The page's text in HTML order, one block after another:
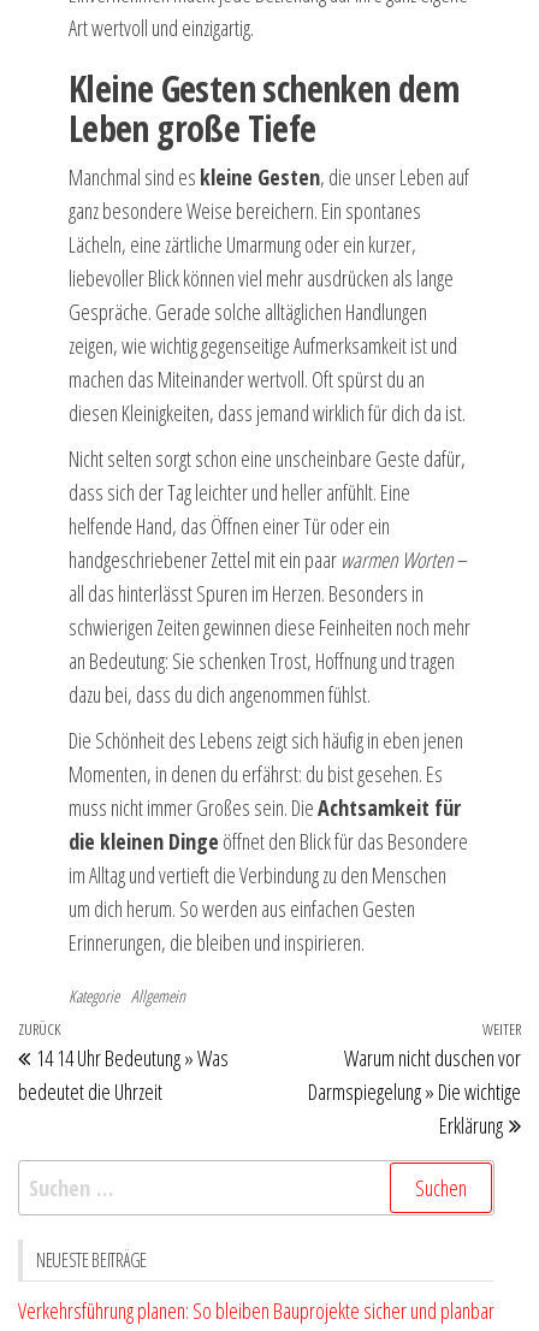
Art wertvoll und einzigartig.
Kleine Gesten schenken dem
Leben große Tiefe
Manchmal sind es kleine Gesten, die unser Leben auf
ganz besondere Weise bereichern. Ein spontanes
Lächeln, eine zärtliche Umarmung oder ein kurzer,
liebevoller Blick können viel mehr ausdrücken als lange
Gespräche. Gerade solche alltäglichen Handlungen
zeigen, wie wichtig gegenseitige Aufmerksamkeit ist und
machen das Miteinander wertvoll. Oft spürst du an
diesen Kleinigkeiten, dass jemand wirklich für dich da ist.
Nicht selten sorgt schon eine unscheinbare Geste dafür,
dass sich der Tag leichter und heller anfühlt. Eine
helfende Hand, das Öffnen einer Tür oder ein
handgeschriebener Zettel mit ein paar warmen Worten–
all das hinterlässt Spuren im Herzen. Besonders in
schwierigen Zeiten gewinnen diese Feinheiten noch mehr
an Bedeutung: Sie schenken Trost, Hoffnung und tragen
dazu bei, dass du dich angenommen fühlst.
Die Schönheit des Lebens zeigt sich häufig in eben jenen
Momenten, in denen du erfährst: du bist gesehen. Es
muss nicht immer Großes sein. DieAchtsamkeit für
die kleinen Dinge öffnet den Blick für das Besondere
im Alltag und vertieft die Verbindung zu den Menschen
um dich herum. So werden aus einfachen Gesten
Erinnerungen, die bleiben und inspirieren.
Kategorie Allgemein
Beitragsnavigation
Vorheriger
Beitrag
ZURÜCK
14 14 Uhr Bedeutung » Was
bedeutet die Uhrzeit
WEITER
Warum nicht duschen vor
Darmspiegelung » Die wichtige
Erklärung
Suchen
nach:
NEUESTE BEITRÄGE
Verkehrsführung planen: So bleiben Bauprojekte sicher und planbar